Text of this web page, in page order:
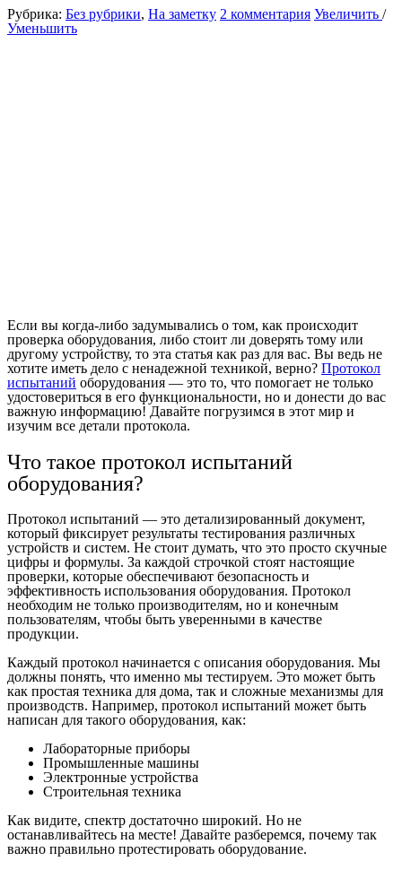
Рубрика: Без рубрики, На заметку 2 комментария Увеличить /
Уменьшить
Если вы когда-либо задумывались о том, как происходит
проверка оборудования, либо стоит ли доверять тому или
другому устройству, то эта статья как раз для вас. Вы ведь не
хотите иметь дело с ненадежной техникой, верно? Протокол
испытаний оборудования — это то, что помогает не только
удостовериться в его функциональности, но и донести до вас
важную информацию! Давайте погрузимся в этот мир и
изучим все детали протокола.
Что такое протокол испытаний
оборудования?
Протокол испытаний — это детализированный документ,
который фиксирует результаты тестирования различных
устройств и систем. Не стоит думать, что это просто скучные
цифры и формулы. За каждой строчкой стоят настоящие
проверки, которые обеспечивают безопасность и
эффективность использования оборудования. Протокол
необходим не только производителям, но и конечным
пользователям, чтобы быть уверенными в качестве
продукции.
Каждый протокол начинается с описания оборудования. Мы
должны понять, что именно мы тестируем. Это может быть
как простая техника для дома, так и сложные механизмы для
производств. Например, протокол испытаний может быть
написан для такого оборудования, как:
Лабораторные приборы
Промышленные машины
Электронные устройства
Строительная техника
Как видите, спектр достаточно широкий. Но не
останавливайтесь на месте! Давайте разберемся, почему так
важно правильно протестировать оборудование.